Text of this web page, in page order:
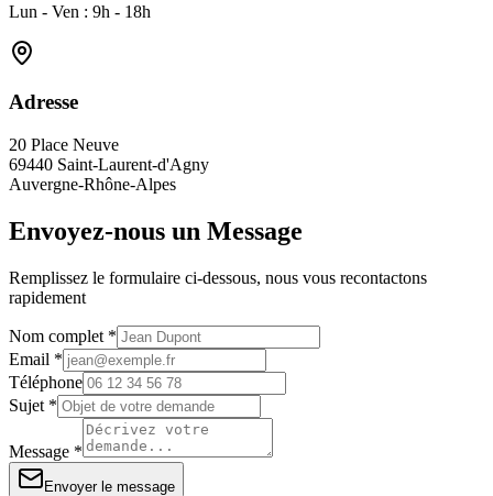
Lun - Ven : 9h - 18h
Adresse
20 Place Neuve
69440 Saint-Laurent-d'Agny
Auvergne-Rhône-Alpes
Envoyez-nous un Message
Remplissez le formulaire ci-dessous, nous vous recontactons
rapidement
Nom complet *
Email *
Téléphone
Sujet *
Message *
Envoyer le message